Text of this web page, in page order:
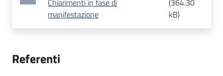
Chiarimenti in fase di
manifestazione
(364.30
kB)
Referenti